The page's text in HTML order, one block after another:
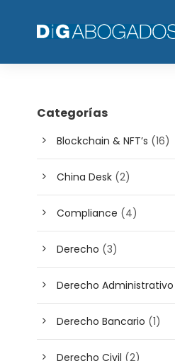
Categorías
Blockchain & NFT’s (16)
China Desk (2)
Compliance (4)
Derecho (3)
Derecho Administrativo
Derecho Bancario (1)
Derecho Civil (2)